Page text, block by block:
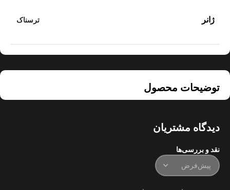
توضیحات محصول
ژانر ترسناک
دیدگاه مشتریان
نقد و بررسی‌ها